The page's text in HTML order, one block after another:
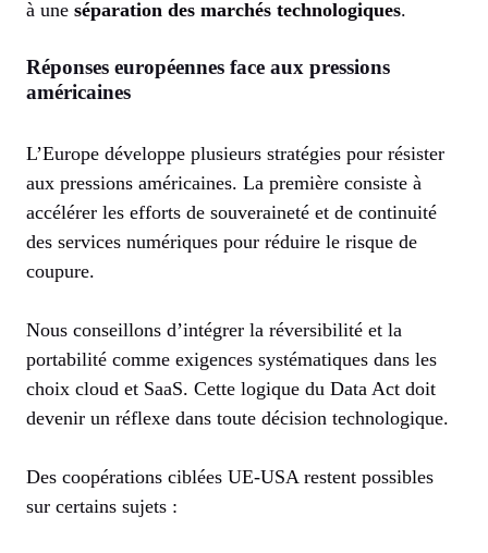
à une séparation des marchés technologiques.
Réponses européennes face aux pressions
américaines
L’Europe développe plusieurs stratégies pour résister
aux pressions américaines. La première consiste à
accélérer les efforts de souveraineté et de continuité
des services numériques pour réduire le risque de
coupure.
Nous conseillons d’intégrer la réversibilité et la
portabilité comme exigences systématiques dans les
choix cloud et SaaS. Cette logique du Data Act doit
devenir un réflexe dans toute décision technologique.
Des coopérations ciblées UE-USA restent possibles
sur certains sujets :